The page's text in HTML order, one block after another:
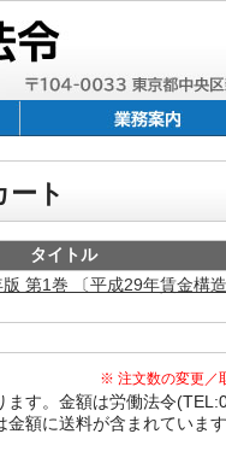
ト
タイトル
第1巻 〔平成29年賃金構
※ 注文数の変更／
ます。金額は労働法令
金額に送料が含まれていま